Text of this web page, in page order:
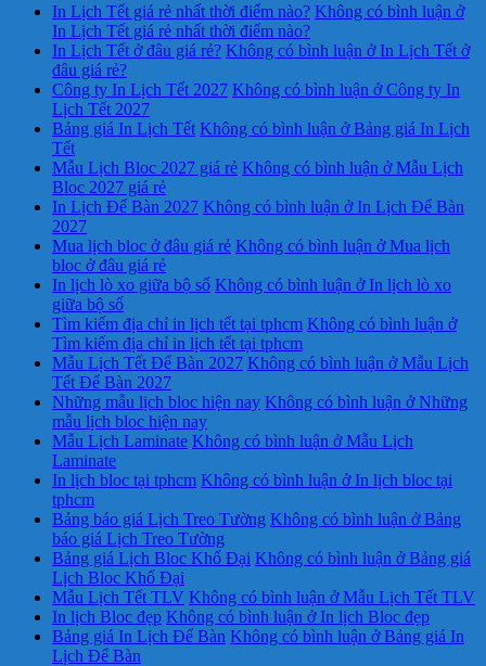
In Lịch Tết giá rẻ nhất thời điểm nào? Không có bình luận ở
In Lịch Tết giá rẻ nhất thời điểm nào?
In Lịch Tết ở đâu giá rẻ? Không có bình luận ở In Lịch Tết ở
đâu giá rẻ?
Công ty In Lịch Tết 2027 Không có bình luận ở Công ty In
Lịch Tết 2027
Bảng giá In Lịch Tết Không có bình luận ở Bảng giá In Lịch
Tết
Mẫu Lịch Bloc 2027 giá rẻ Không có bình luận ở Mẫu Lịch
Bloc 2027 giá rẻ
In Lịch Để Bàn 2027 Không có bình luận ở In Lịch Để Bàn
2027
Mua lịch bloc ở đâu giá rẻ Không có bình luận ở Mua lịch
bloc ở đâu giá rẻ
In lịch lò xo giữa bộ số Không có bình luận ở In lịch lò xo
giữa bộ số
Tìm kiếm địa chỉ in lịch tết tại tphcm Không có bình luận ở
Tìm kiếm địa chỉ in lịch tết tại tphcm
Mẫu Lịch Tết Để Bàn 2027 Không có bình luận ở Mẫu Lịch
Tết Để Bàn 2027
Những mẫu lịch bloc hiện nay Không có bình luận ở Những
mẫu lịch bloc hiện nay
Mẫu Lịch Laminate Không có bình luận ở Mẫu Lịch
Laminate
In lịch bloc tại tphcm Không có bình luận ở In lịch bloc tại
tphcm
Bảng báo giá Lịch Treo Tường Không có bình luận ở Bảng
báo giá Lịch Treo Tường
Bảng giá Lịch Bloc Khổ Đại Không có bình luận ở Bảng giá
Lịch Bloc Khổ Đại
Mẫu Lịch Tết TLV Không có bình luận ở Mẫu Lịch Tết TLV
In lịch Bloc đẹp Không có bình luận ở In lịch Bloc đẹp
Bảng giá In Lịch Để Bàn Không có bình luận ở Bảng giá In
Lịch Để Bàn